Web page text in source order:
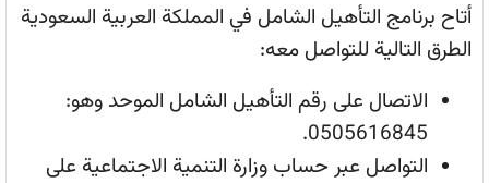
أتاح برنامج التأهيل الشامل في المملكة العربية السعودية
الطرق التالية للتواصل معه:
الاتصال على رقم التأهيل الشامل الموحد وهو:
0505616845.
التواصل عبر حساب وزارة التنمية الاجتماعية على